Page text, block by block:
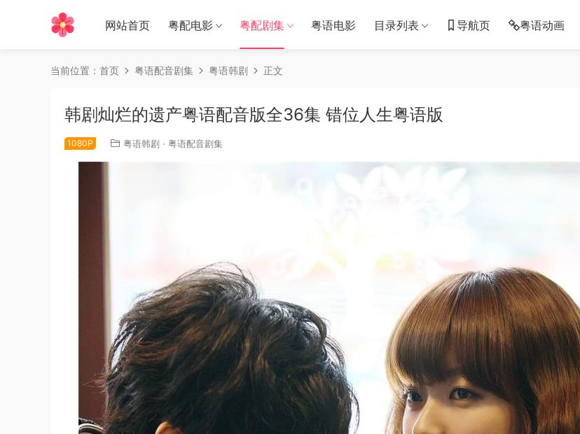
网站首页 粤配电影 粤配剧集 粤语电影 目录列表 导航页 粤语动画
当前位置： 首页 粤语配音剧集 粤语韩剧 正文
韩剧灿烂的遗产粤语配音版全36集 错位人生粤语版
1080P 粤语韩剧 · 粤语配音剧集